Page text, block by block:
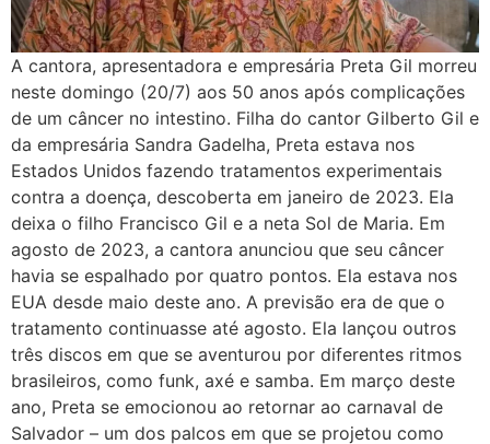
A cantora, apresentadora e empresária Preta Gil morreu
neste domingo (20/7) aos 50 anos após complicações
de um câncer no intestino. Filha do cantor Gilberto Gil e
da empresária Sandra Gadelha, Preta estava nos
Estados Unidos fazendo tratamentos experimentais
contra a doença, descoberta em janeiro de 2023. Ela
deixa o filho Francisco Gil e a neta Sol de Maria. Em
agosto de 2023, a cantora anunciou que seu câncer
havia se espalhado por quatro pontos. Ela estava nos
EUA desde maio deste ano. A previsão era de que o
tratamento continuasse até agosto. Ela lançou outros
três discos em que se aventurou por diferentes ritmos
brasileiros, como funk, axé e samba. Em março deste
ano, Preta se emocionou ao retornar ao carnaval de
Salvador – um dos palcos em que se projetou como